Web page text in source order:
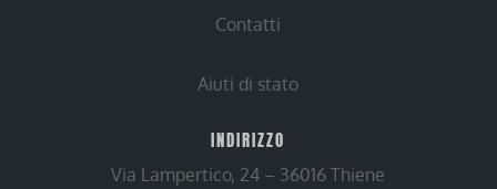
Contatti
Aiuti di stato
INDIRIZZO
Via Lampertico, 24 – 36016 Thiene